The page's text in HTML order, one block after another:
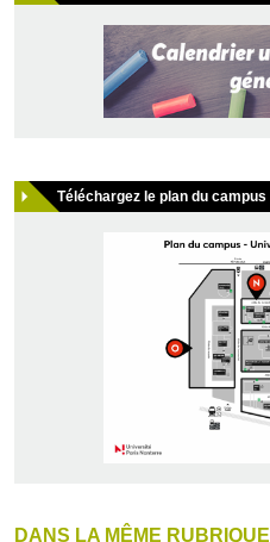
Téléchargez le plan du campus
DANS LA MÊME RUBRIQUE